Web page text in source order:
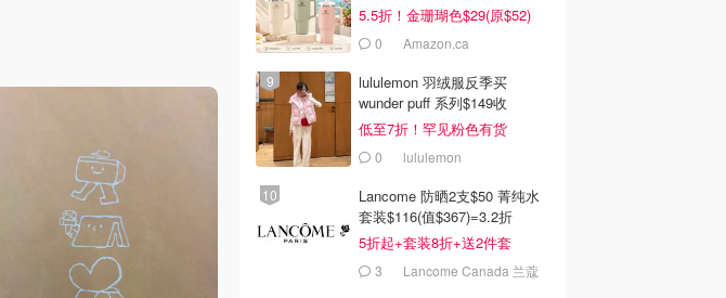
5.5折！金珊瑚色$29(原$52)
0 Amazon.ca
lululemon 羽绒服反季买
wunder puff 系列$149收
低至7折！罕见粉色有货
0 lululemon
Lancome 防晒2支$50 菁纯水
套装$116(值$367)=3.2折
5折起+套装8折+送2件套
3
Lancome Canada 兰蔻